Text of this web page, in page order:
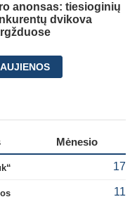
anonsas: tiesioginių
dvikova
Mėnesio
17
11